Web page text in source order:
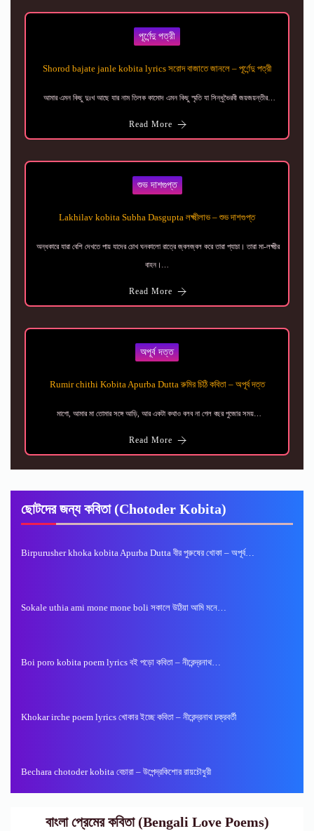
পূর্ণেন্দু পত্রী
Shorod bajate janle kobita lyrics সরোদ বাজাতে জানলে – পূর্ণেন্দু পত্রী
আমার এমন কিছু দুঃখ আছে যার নাম তিলক কামোদ এমন কিছু স্মৃতি যা সিন্ধুভৈরবী জয়জয়ন্তীর…
Read More
শুভ দাশগুপ্ত
Lakhilav kobita Subha Dasgupta লক্ষ্মীলাভ – শুভ দাশগুপ্ত
অন্ধকারে যারা বেশি দেখতে পায় যাদের চোখ ঘনকালাে রাত্রে জ্বলজ্বল করে তারা প্যাচা। তারা মা-লক্ষ্মীর
বাহন।…
Read More
অপূর্ব দত্ত
Rumir chithi Kobita Apurba Dutta রুমির চিঠি কবিতা – অপূর্ব দত্ত
মাগো, আমার মা তোমার সঙ্গে আড়ি, আর একটা কথাও বলব না গেল বছর পুজোর সময়…
Read More
ছোটদের জন্য কবিতা (Chotoder Kobita)
Birpurusher khoka kobita Apurba Dutta বীর পুরুষের খোকা – অপূর্ব…
Sokale uthia ami mone mone boli সকালে উঠিয়া আমি মনে…
Boi poro kobita poem lyrics ব‌ই পড়ো কবিতা – নীরেন্দ্রনাথ…
Khokar irche poem lyrics খোকার ইচ্ছে কবিতা – নীরেন্দ্রনাথ চক্রবর্তী
Bechara chotoder kobita বেচারা – উপেন্দ্রকিশোর রায়চৌধুরী
বাংলা প্রেমের কবিতা (Bengali Love Poems)